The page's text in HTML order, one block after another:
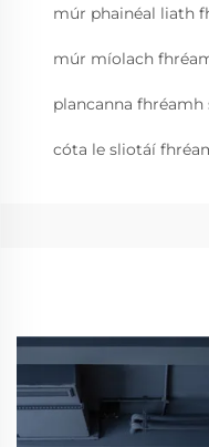
múr phainéal liath
múr míolach
plancanna
cóta le sliotáí